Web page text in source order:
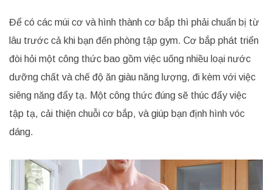
Để có các múi cơ và hình thành cơ bắp thì phải chuẩn bị từ
lâu trước cả khi bạn đến phòng tập gym. Cơ bắp phát triển
đòi hỏi một công thức bao gồm việc uống nhiều loại nước
dưỡng chất và chế độ ăn giàu năng lượng, đi kèm với việc
siêng năng đẩy tạ. Một công thức đúng sẽ thúc đẩy việc
tập tạ, cải thiện chuỗi cơ bắp, và giúp bạn định hình vóc
dáng.